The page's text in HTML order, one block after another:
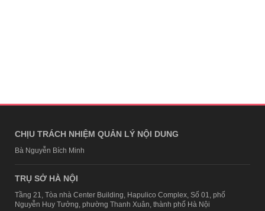
CHỊU TRÁCH NHIỆM QUẢN LÝ NỘI DUNG
Bà Nguyễn Bích Minh
TRỤ SỞ HÀ NỘI
Tầng 21, Tòa nhà Center Building, Hapulico Complex, Số 01, phố
Nguyễn Huy Tưởng, phường Thanh Xuân, thành phố Hà Nội